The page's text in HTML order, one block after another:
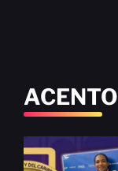
ACENTO